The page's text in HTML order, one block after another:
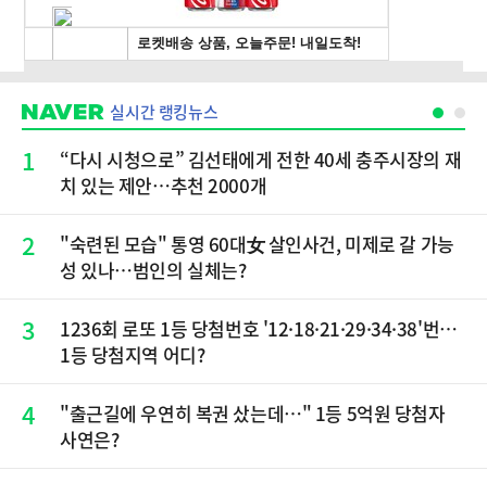
실시간 랭킹뉴스
1
“다시 시청으로” 김선태에게 전한 40세 충주시장의 재
치 있는 제안…추천 2000개
2
"숙련된 모습" 통영 60대女 살인사건, 미제로 갈 가능
성 있나…범인의 실체는?
3
1236회 로또 1등 당첨번호 '12·18·21·29·34·38'번…
1등 당첨지역 어디?
4
"출근길에 우연히 복권 샀는데…" 1등 5억원 당첨자
사연은?